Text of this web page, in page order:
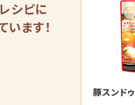
シピに
います！
豚スンド